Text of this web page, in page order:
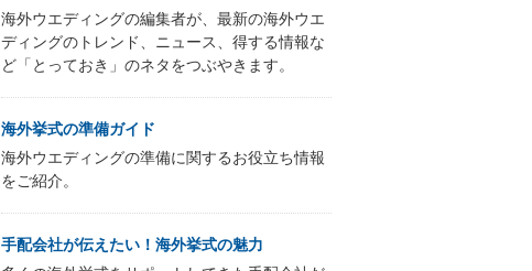
海外ウエディングの編集者が、最新の海外ウエ
ディングのトレンド、ニュース、得する情報な
ど「とっておき」のネタをつぶやきます。
海外挙式の準備ガイド
海外ウエディングの準備に関するお役立ち情報
をご紹介。
手配会社が伝えたい！海外挙式の魅力